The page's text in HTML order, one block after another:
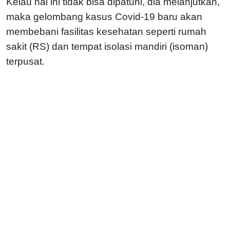
maka gelombang kasus Covid-19 baru akan
membebani fasilitas kesehatan seperti rumah
sakit (RS) dan tempat isolasi mandiri (isoman)
terpusat.